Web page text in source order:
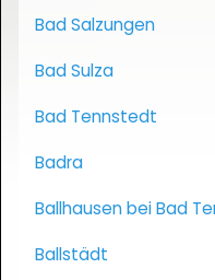
Bad Salzungen
Bad Sulza
Bad Tennstedt
Badra
Ballhausen bei Bad
Ballstädt